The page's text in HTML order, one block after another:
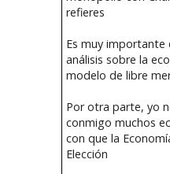
refieres
Es muy importante
análisis sobre la
modelo de libre
Por otra parte, yo
conmigo muchos
con que la
Elección